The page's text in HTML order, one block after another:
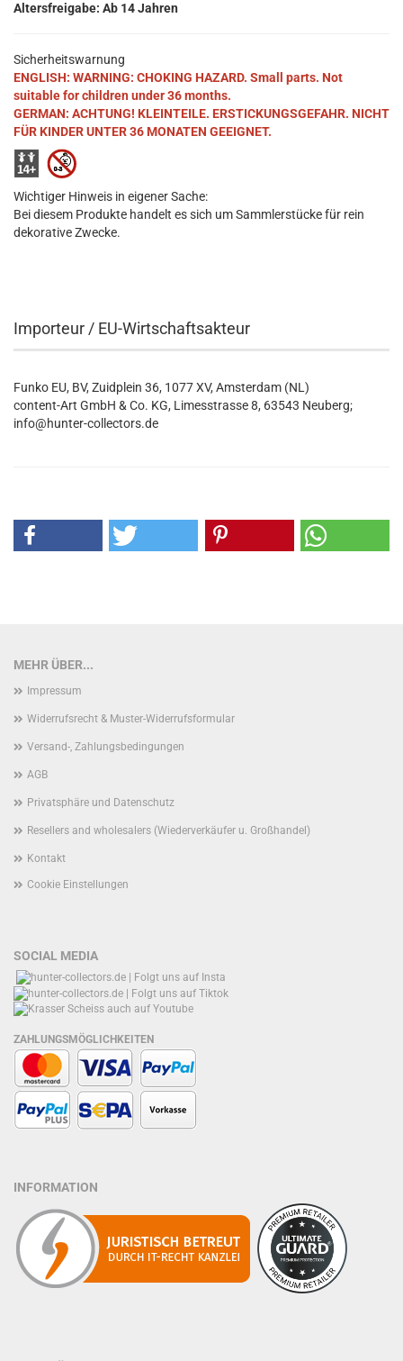
Altersfreigabe: Ab 14 Jahren
Sicherheitswarnung
ENGLISH: WARNING: CHOKING HAZARD. Small parts. Not
suitable for children under 36 months.
GERMAN: ACHTUNG! KLEINTEILE. ERSTICKUNGSGEFAHR. NICHT
FÜR KINDER UNTER 36 MONATEN GEEIGNET.
Wichtiger Hinweis in eigener Sache:
Bei diesem Produkte handelt es sich um Sammlerstücke für rein
dekorative Zwecke.
Importeur / EU-Wirtschaftsakteur
Funko EU, BV, Zuidplein 36, 1077 XV, Amsterdam (NL)
content-Art GmbH & Co. KG, Limesstrasse 8, 63543 Neuberg;
info@hunter-collectors.de
MEHR ÜBER...
Impressum
Widerrufsrecht & Muster-Widerrufsformular
Versand-, Zahlungsbedingungen
AGB
Privatsphäre und Datenschutz
Resellers and wholesalers (Wiederverkäufer u. Großhandel)
Kontakt
Cookie Einstellungen
SOCIAL MEDIA
ZAHLUNGSMÖGLICHKEITEN
INFORMATION